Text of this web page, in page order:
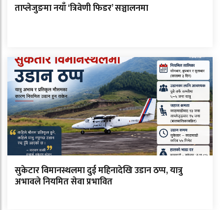
ताप्लेजुङमा नयाँ ‘त्रिवेणी फिडर’ सञ्चालनमा
सुकेटार विमानस्थलमा दुई महिनादेखि उडान ठप्प, यात्रु
अभावले नियमित सेवा प्रभावित